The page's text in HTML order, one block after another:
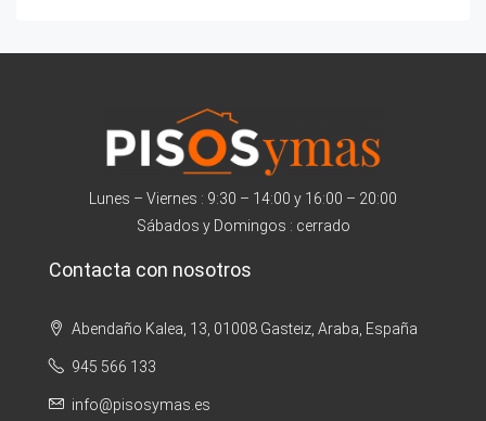
Lunes – Viernes : 9:30 – 14:00 y 16:00 – 20:00
Sábados y Domingos : cerrado
Contacta con nosotros
Abendaño Kalea, 13, 01008 Gasteiz, Araba, España
945 566 133
info@pisosymas.es